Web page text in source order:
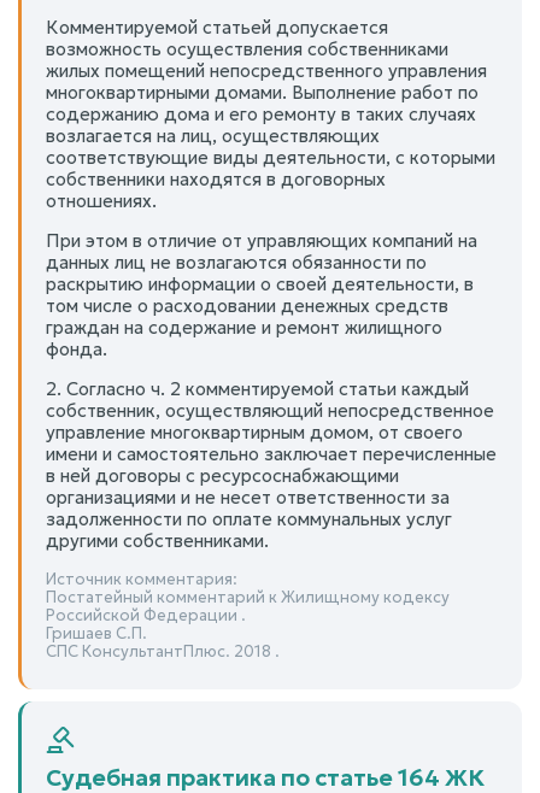
Комментируемой статьей допускается
возможность осуществления собственниками
жилых помещений непосредственного управления
многоквартирными домами. Выполнение работ по
содержанию дома и его ремонту в таких случаях
возлагается на лиц, осуществляющих
соответствующие виды деятельности, с которыми
собственники находятся в договорных
отношениях.
При этом в отличие от управляющих компаний на
данных лиц не возлагаются обязанности по
раскрытию информации о своей деятельности, в
том числе о расходовании денежных средств
граждан на содержание и ремонт жилищного
фонда.
2. Согласно ч. 2 комментируемой статьи каждый
собственник, осуществляющий непосредственное
управление многоквартирным домом, от своего
имени и самостоятельно заключает перечисленные
в ней договоры с ресурсоснабжающими
организациями и не несет ответственности за
задолженности по оплате коммунальных услуг
другими собственниками.
Источник комментария:
Постатейный комментарий к Жилищному кодексу
Российской Федерации .
Гришаев С.П.
СПС КонсультантПлюс. 2018 .
Судебная практика по статье 164 ЖК